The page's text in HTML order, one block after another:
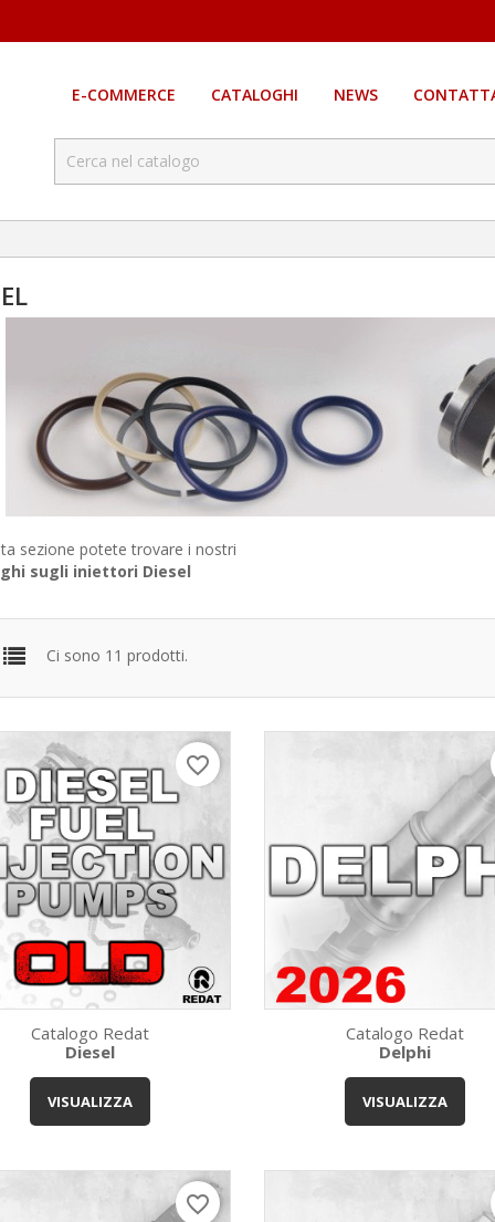
E-COMMERCE CATALOGHI NEWS
sezione potete trovare i nostri
sugli iniettori Diesel
Ci sono 11 prodotti.
Anteprima
Catalogo Redat
Diesel
VISUALIZZA
favorite_border
Anteprima
Catalogo Redat
Delphi
VISUALIZZA
favorite_border